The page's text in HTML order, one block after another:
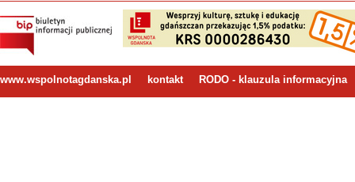
www.wspolnotagdanska.pl kontakt RODO - klauzula informacyjna